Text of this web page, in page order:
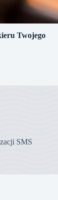
Twojego
SMS